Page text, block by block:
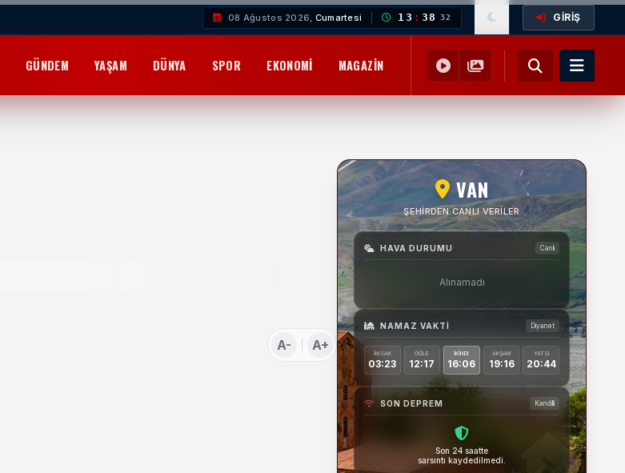
08 Ağustos 2026, Cumartesi 13 : 38 33 GİRİŞ
GÜNDEM YAŞAM DÜNYA SPOR EKONOMI MAGAZIN YEMEK TARIFLERI SAĞLIK
A- A+
VAN
ŞEHIRDEN CANLI VERILER
HAVA DURUMU Canlı
Alınamadı
NAMAZ VAKTI Diyanet
İMSAK
03:23
ÖĞLE
12:17
İKINDI
16:06
AKŞAM
19:16
YATSI
20:44
SON DEPREM Kandilli
Son 24 saatte
sarsıntı kaydedilmedi.